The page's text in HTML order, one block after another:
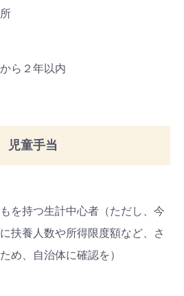
ら ２ 年以内
児童手当
を持つ生計中心者（ただし、今
扶養人数や所得限度額など、さ
め、自治体に確認を）
習いごと